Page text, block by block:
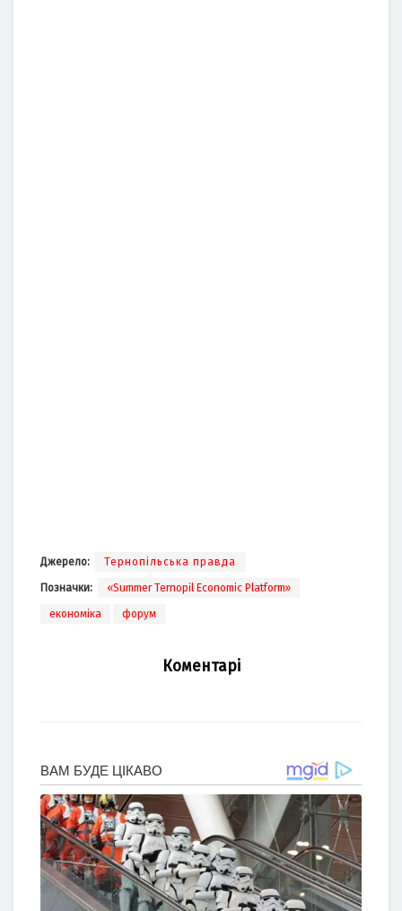
Джерело: Тернопільська правда
Позначки: «Summer Ternopil Economic Platform»
економіка форум
Коментарі